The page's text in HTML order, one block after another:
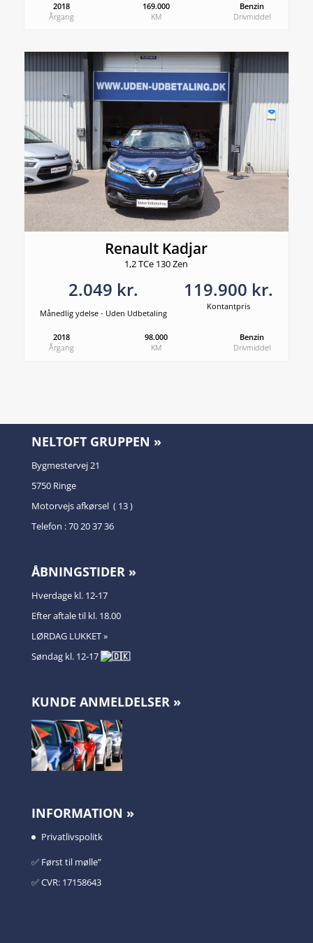
2018
Årgang
169.000
KM
Benzin
Drivmiddel
Renault Kadjar
1,2 TCe 130 Zen
2.049 kr.
Månedlig ydelse - Uden Udbetaling
119.900 kr.
Kontantpris
2018
Årgang
98.000
KM
Benzin
Drivmiddel
NELTOFT GRUPPEN »
Bygmestervej 21
5750 Ringe
Motorvejs afkørsel ( 13 )
Telefon : 70 20 37 36
ÅBNINGSTIDER »
Hverdage kl. 12-17
Efter aftale til kl. 18.00
LØRDAG LUKKET »
Søndag kl. 12-17
KUNDE ANMELDELSER »
INFORMATION »
Privatlivspolitk
✅️ Først til mølle”
✅️ CVR: 17158643